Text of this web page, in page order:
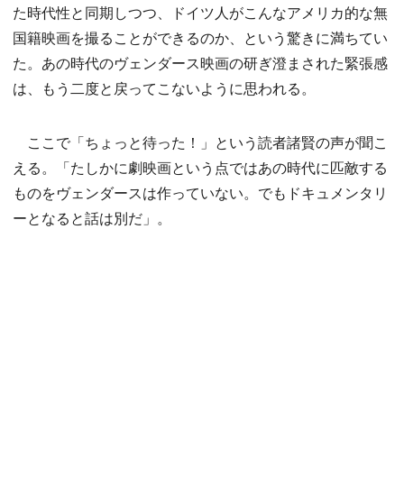
た時代性と同期しつつ、ドイツ人がこんなアメリカ的な無
国籍映画を撮ることができるのか、という驚きに満ちてい
た。あの時代のヴェンダース映画の研ぎ澄まされた緊張感
は、もう二度と戻ってこないように思われる。
ここで「ちょっと待った！」という読者諸賢の声が聞こ
える。「たしかに劇映画という点ではあの時代に匹敵する
ものをヴェンダースは作っていない。でもドキュメンタリ
ーとなると話は別だ」。